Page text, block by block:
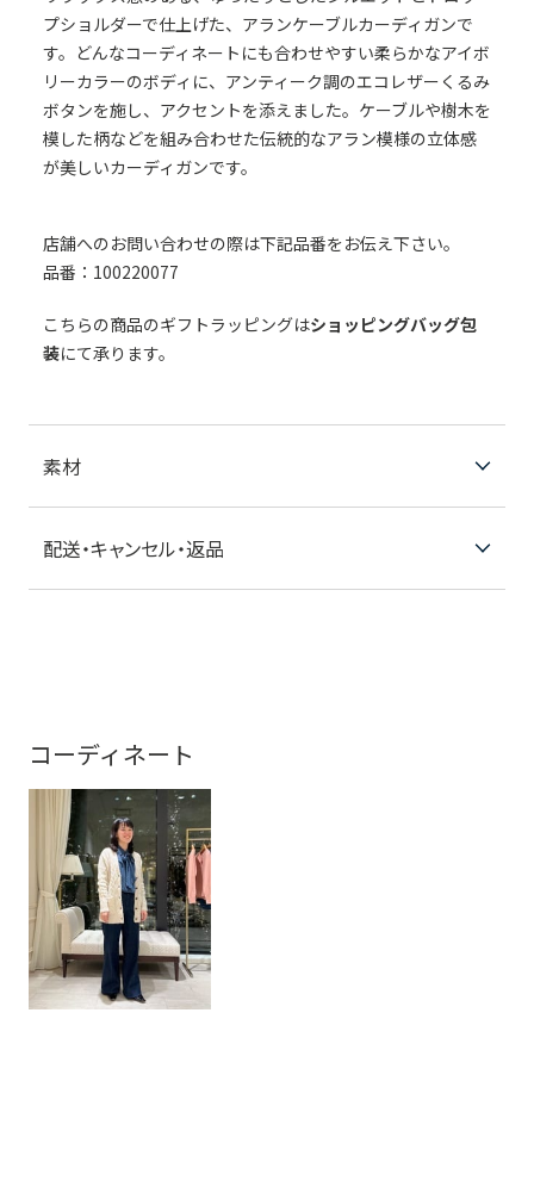
プショルダーで仕上げた、アランケーブルカーディガンで
す。どんなコーディネートにも合わせやすい柔らかなアイボ
リーカラーのボディに、アンティーク調のエコレザーくるみ
ボタンを施し、アクセントを添えました。ケーブルや樹木を
模した柄などを組み合わせた伝統的なアラン模様の立体感
が美しいカーディガンです。
店舗へのお問い合わせの際は下記品番をお伝え下さい。
品番：100220077
こちらの商品のギフトラッピングはショッピングバッグ包
装にて承ります。
素材
配送・キャンセル・返品
コーディネート